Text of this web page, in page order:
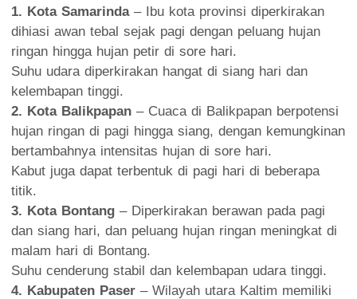
1. Kota Samarinda– Ibu kota provinsi diperkirakan
dihiasi awan tebal sejak pagi dengan peluang hujan
ringan hingga hujan petir di sore hari.
Suhu udara diperkirakan hangat di siang hari dan
kelembapan tinggi.
2. Kota Balikpapan – Cuaca di Balikpapan berpotensi
hujan ringan di pagi hingga siang, dengan kemungkinan
bertambahnya intensitas hujan di sore hari.
Kabut juga dapat terbentuk di pagi hari di beberapa
titik.
3. Kota Bontang – Diperkirakan berawan pada pagi
dan siang hari, dan peluang hujan ringan meningkat di
malam hari di Bontang.
Suhu cenderung stabil dan kelembapan udara tinggi.
4. Kabupaten Paser – Wilayah utara Kaltim memiliki